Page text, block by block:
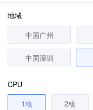
地域
中国广州
中国深圳
CPU
1核
2核